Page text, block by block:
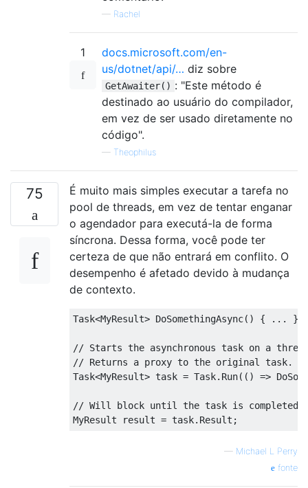
— Rachel
1
docs.microsoft.com/en-
us/dotnet/api/… diz sobre
GetAwaiter() : "Este método é
destinado ao usuário do compilador,
em vez de ser usado diretamente no
código".
— Theophilus
75
É muito mais simples executar a tarefa no
pool de threads, em vez de tentar enganar
o agendador para executá-la de forma
síncrona. Dessa forma, você pode ter
certeza de que não entrará em conflito. O
desempenho é afetado devido à mudança
de contexto.
Task<MyResult> DoSomethingAsync() { ... }
// Starts the asynchronous task on a
// Returns a proxy to the original task.
Task<MyResult> task = Task. Run(() =>
// Will block until the task is
MyResult result = task. Result ;
— Michael L Perry
fonte